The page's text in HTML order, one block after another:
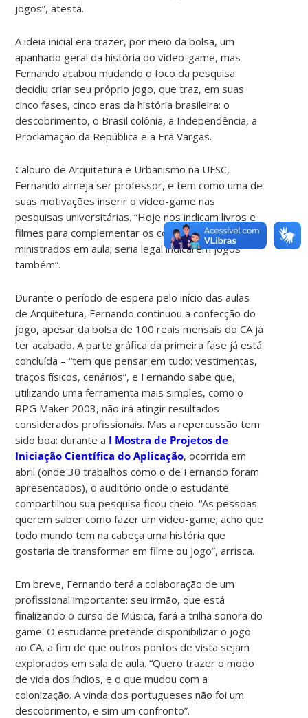
jogos”, atesta.
A ideia inicial era trazer, por meio da bolsa, um
apanhado geral da história do vídeo-game, mas
Fernando acabou mudando o foco da pesquisa:
decidiu criar seu próprio jogo, que traz, em suas
cinco fases, cinco eras da história brasileira: o
descobrimento, o Brasil colônia, a Independência, a
Proclamação da República e a Era Vargas.
Calouro de Arquitetura e Urbanismo na UFSC,
Fernando almeja ser professor, e tem como uma de
suas motivações inserir o vídeo-game nas
pesquisas universitárias. “Hoje nos indicam livros e
filmes para complementar os conteúdos
ministrados em aula; seria legal indicarem jogos
também”.
Durante o período de espera pelo início das aulas
de Arquitetura, Fernando continuou a confecção do
jogo, apesar da bolsa de 100 reais mensais do CA já
ter acabado. A parte gráfica da primeira fase já está
concluída – “tem que pensar em tudo: vestimentas,
traços físicos, cenários”, e Fernando sabe que,
utilizando uma ferramenta mais simples, como o
RPG Maker 2003, não irá atingir resultados
considerados profissionais. Mas a repercussão tem
sido boa: durante a I Mostra de Projetos de
Iniciação Científica do Aplicação, ocorrida em
abril (onde 30 trabalhos como o de Fernando foram
apresentados), o auditório onde o estudante
compartilhou sua pesquisa ficou cheio. “As pessoas
querem saber como fazer um video-game; acho que
todo mundo tem na cabeça uma história que
gostaria de transformar em filme ou jogo”, arrisca.
Em breve, Fernando terá a colaboração de um
profissional importante: seu irmão, que está
finalizando o curso de Música, fará a trilha sonora do
game. O estudante pretende disponibilizar o jogo
ao CA, a fim de que outros pontos de vista sejam
explorados em sala de aula. “Quero trazer o modo
de vida dos índios, e o que mudou com a
colonização. A vinda dos portugueses não foi um
descobrimento, e sim um confronto”.